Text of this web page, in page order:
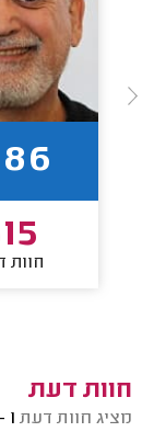
חוות
חוות דעת
מציג חוות דעת 1 - 5